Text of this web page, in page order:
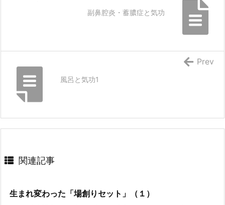
副鼻腔炎・蓄膿症と気功
風呂と気功1
Prev
関連記事
生まれ変わった「場創りセット」（１）